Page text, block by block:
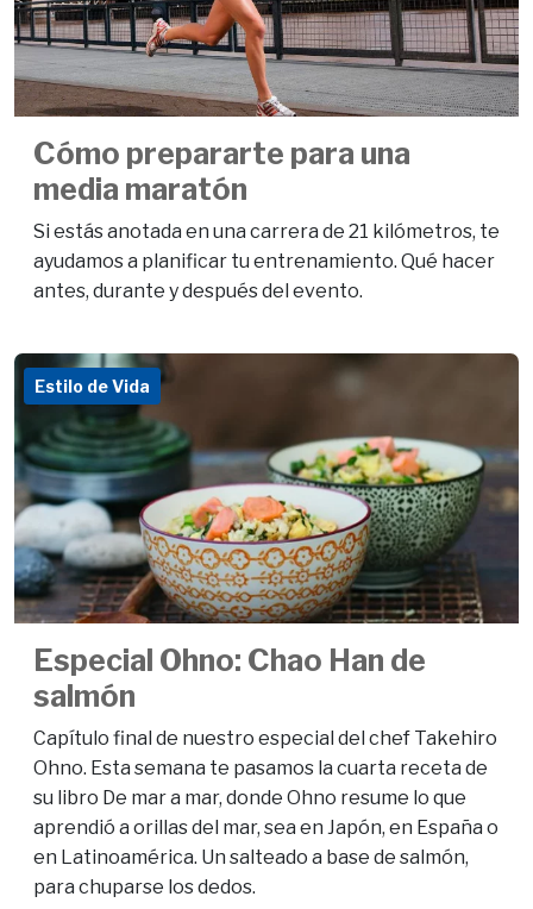
Cómo prepararte para una
media maratón
Si estás anotada en una carrera de 21 kilómetros, te
ayudamos a planificar tu entrenamiento. Qué hacer
antes, durante y después del evento.
Estilo de Vida
Especial Ohno: Chao Han de
salmón
Capítulo final de nuestro especial del chef Takehiro
Ohno. Esta semana te pasamos la cuarta receta de
su libro De mar a mar, donde Ohno resume lo que
aprendió a orillas del mar, sea en Japón, en España o
en Latinoamérica. Un salteado a base de salmón,
para chuparse los dedos.